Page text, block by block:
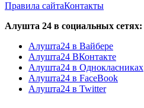
Правила сайтаКонтакты
Алушта 24 в социальных сетях:
Алушта24 в Вайбере
Алушта24 ВКонтакте
Алушта24 в Однокласниках
Алушта24 в FaceBook
Алушта24 в Twitter